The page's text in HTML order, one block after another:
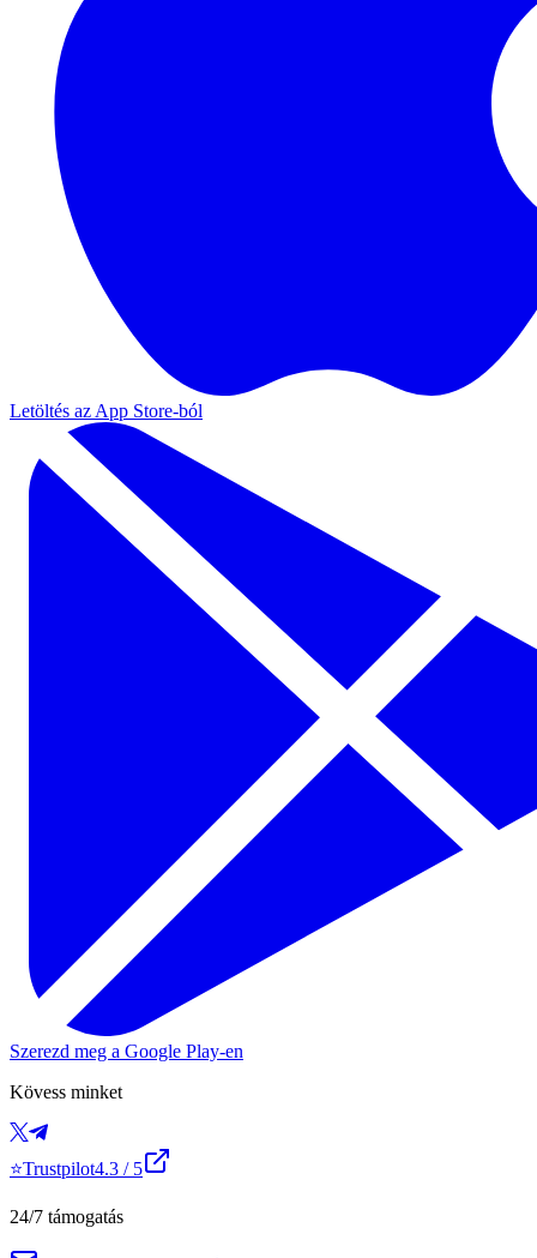
Letöltés az App Store-ból
Szerezd meg a Google Play-en
Kövess minket
⭐Trustpilot4.3 / 5
24/7 támogatás